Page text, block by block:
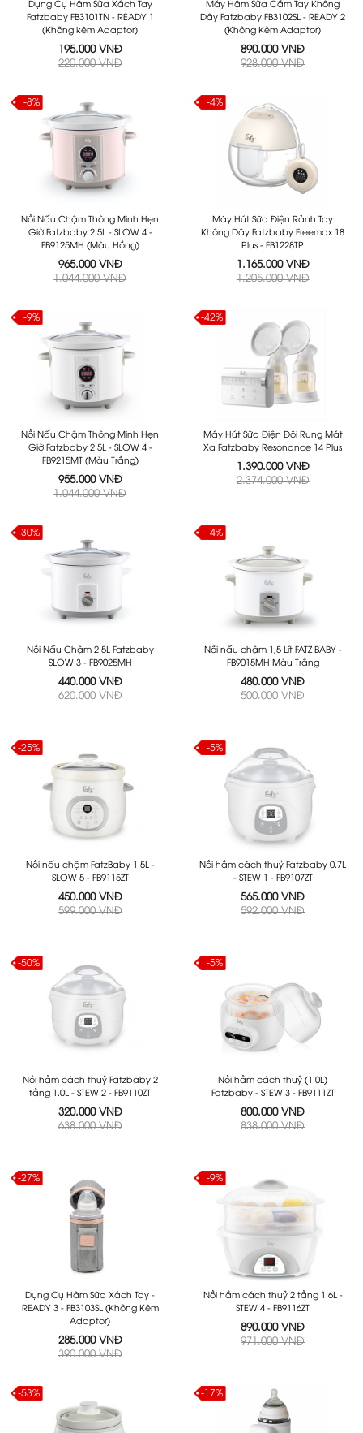
Dụng Cụ Hâm Sữa Xách Tay
Fatzbaby FB3101TN - READY 1
(Không kèm Adaptor)
195.000 VNĐ
220.000 VNĐ
Máy Hâm Sữa Cầm Tay Không
Dây Fatzbaby FB3102SL - READY 2
(Không Kèm Adaptor)
890.000 VNĐ
928.000 VNĐ
Nồi Nấu Chậm Thông Minh Hẹn
Giờ Fatzbaby 2.5L - SLOW 4 -
FB9125MH (Màu Hồng)
965.000 VNĐ
1.044.000 VNĐ
-8%
Máy Hút Sữa Điện Rảnh Tay
Không Dây Fatzbaby Freemax 18
Plus - FB1228TP
1.165.000 VNĐ
1.205.000 VNĐ
-4%
Nồi Nấu Chậm Thông Minh Hẹn
Giờ Fatzbaby 2.5L - SLOW 4 -
FB9215MT (Màu Trắng)
955.000 VNĐ
1.044.000 VNĐ
-9%
Máy Hút Sữa Điện Đôi Rung Mát
Xa Fatzbaby Resonance 14 Plus
1.390.000 VNĐ
2.374.000 VNĐ
-42%
Nồi Nấu Chậm 2.5L Fatzbaby
SLOW 3 - FB9025MH
440.000 VNĐ
620.000 VNĐ
-30%
Nồi nấu chậm 1,5 Lít FATZ BABY -
FB9015MH Màu Trắng
480.000 VNĐ
500.000 VNĐ
-4%
Nồi nấu chậm FatzBaby 1.5L -
SLOW 5 - FB9115ZT
450.000 VNĐ
599.000 VNĐ
-25%
Nồi hầm cách thuỷ Fatzbaby 0.7L
- STEW 1 - FB9107ZT
565.000 VNĐ
592.000 VNĐ
-5%
Nồi hầm cách thuỷ Fatzbaby 2
tầng 1.0L - STEW 2 - FB9110ZT
320.000 VNĐ
638.000 VNĐ
-50%
Nồi hầm cách thuỷ (1.0L)
Fatzbaby - STEW 3 - FB9111ZT
800.000 VNĐ
838.000 VNĐ
-5%
Dụng Cụ Hâm Sữa Xách Tay -
READY 3 - FB3103SL (Không Kèm
Adaptor)
285.000 VNĐ
390.000 VNĐ
-27%
Nồi hầm cách thuỷ 2 tầng 1.6L -
STEW 4 - FB9116ZT
890.000 VNĐ
971.000 VNĐ
-9%
-53% -17%